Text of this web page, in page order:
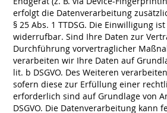
erfolgt die Datenverarbeitung
§ 25 Abs. 1 TTDSG. Die Einwilligung
widerrufbar. Sind Ihre Daten zur
Durchführung vorvertraglicher
verarbeiten wir Ihre Daten auf
lit. b DSGVO. Des Weiteren
sofern diese zur Erfüllung einer
erforderlich sind auf Grundlage von
DSGVO. Die Datenverarbeitung kann